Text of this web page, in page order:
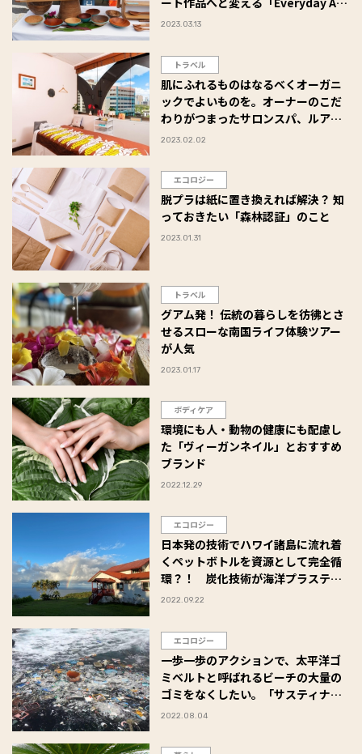
Hawaii」
2023.03.13
トラベル
肌にふれるものはなるべくオーガニ
ックでよいものを。オーナーのこだ
わりがつまったサロンスパ、ルアナ
ワイキキ
2023.02.02
エコロジー
脱プラは紙に置き換えれば解決？ 知
っておきたい「森林認証」のこと
2023.01.31
トラベル
グアム発！ 伝統の暮らしを彷彿とさ
せるスローな南国ライフ体験ツアー
が人気
2023.01.17
ボディケア
環境にも人・動物の健康にも配慮し
た「ヴィーガンネイル」とおすすめ
ブランド
2022.12.29
エコロジー
日本発の技術でハワイ諸島に流れ着
くペットボトルを資源として完全循
環？！ 炭化技術が海洋プラスティ
ック問題解決の糸口に
2022.09.22
エコロジー
一歩一歩のアクションで、太平洋ゴ
ミベルトと呼ばれるビーチの大量の
ゴミをなくしたい。「サスティナブ
2022.08.04